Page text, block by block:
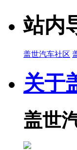
站内
盖世汽车社区
关于
盖世